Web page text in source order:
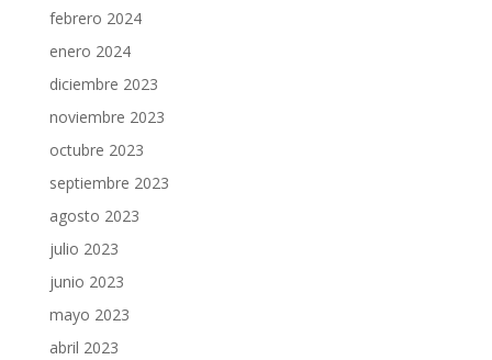
febrero 2024
enero 2024
diciembre 2023
noviembre 2023
octubre 2023
septiembre 2023
agosto 2023
julio 2023
junio 2023
mayo 2023
abril 2023